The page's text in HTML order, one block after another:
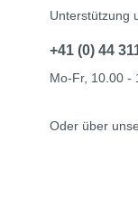
Unterstützung
+41 (0) 44
Mo-Fr, 10.00 -
Oder über